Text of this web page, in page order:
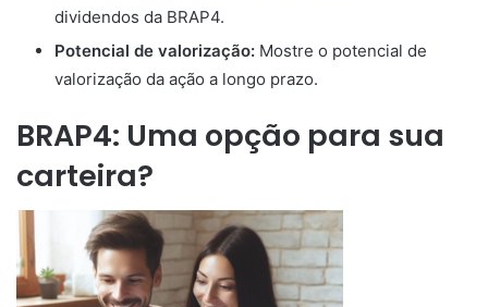
dividendos da BRAP4.
Potencial de valorização: Mostre o potencial de
valorização da ação a longo prazo.
BRAP4: Uma opção para sua
carteira?